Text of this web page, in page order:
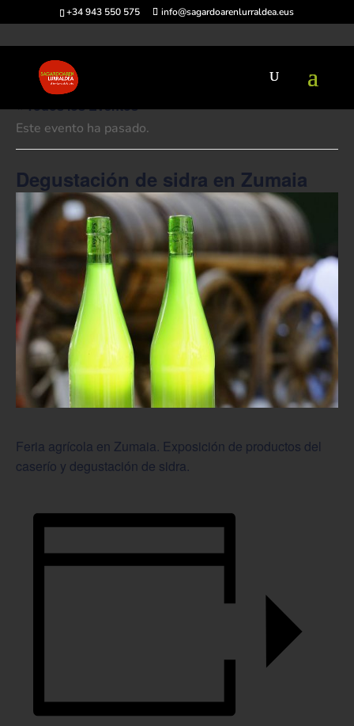
+34 943 550 575 info@sagardoarenlurraldea.eus
« Todos los Eventos
Este evento ha pasado.
Degustación de sidra en Zumaia
Feria agrícola en Zumaia. Exposición de productos del
caserío y degustación de sidra.